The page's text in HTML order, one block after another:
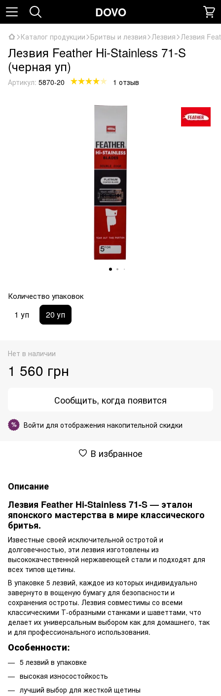
DOVO
Каталог продукции Бритвы и лезвия Лезвия Лезвия
Лезвия Feather Hi-Stainless 71-S
(черная уп)
Артикул: 5870-20 1 отзыв
Количество упаковок
1 уп 20 уп
Нет в наличии
1 560 грн
Сообщить, когда появится
% Войти для отображения накопительной скидки
В избранное
Описание
Лезвия Feather Hi-Stainless 71-S — эталон
японского мастерства в мире классического
бритья.
Известные своей исключительной остротой и
долговечностью, эти лезвия изготовлены из
высококачественной нержавеющей стали и подходят для
всех типов щетины.
В упаковке 5 лезвий, каждое из которых индивидуально
завернуто в вощеную бумагу для безопасности и
сохранения остроты. Лезвия совместимы со всеми
классическими Т-образными станками и шаветтами, что
делает их универсальным выбором как для домашнего, так
и для профессионального использования.
Особенности:
5 лезвий в упаковке
высокая износостойкость
лучший выбор для жесткой щетины